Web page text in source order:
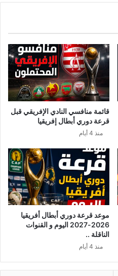
قائمة منافسي النادي الإفريقي قبل
قرعة دوري أبطال إفريقيا
منذ 4 أيام
موعد قرعة دوري أبطال أفريقيا
2026-2027 اليوم و القنوات
الناقلة ..
منذ 4 أيام